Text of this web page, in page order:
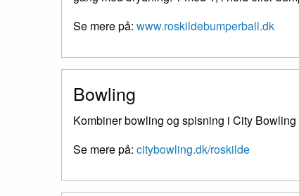
Se mere på: www.roskildebumperball.dk
Bowling
Kombiner bowling og spisning i City
Se mere på: citybowling.dk/roskilde